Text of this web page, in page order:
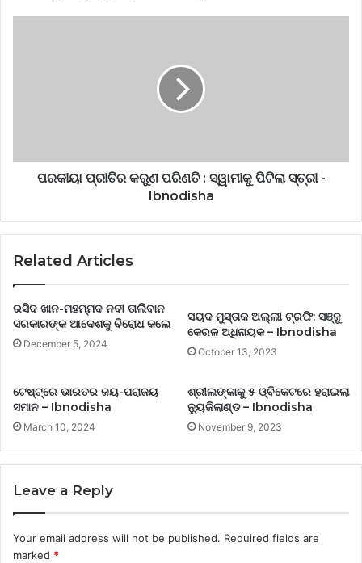
ପରକୀୟା ପ୍ରୀତିର କରୁଣ ପରିଣତି : ସ୍ୱାମୀକୁ ପିଟିଲା ସ୍ତ୍ରୀ -
Ibnodisha
Related Articles
ରସିଦ ଖାନ-ମହମ୍ମଦ ନବୀ ତାଲିବାନ
ସରକାରଙ୍କ ଆଦେଶକୁ ବିରୋଧ କଲେ
December 5, 2024
ସୟଦ ମୁସ୍ତାକ ଅଲ୍ଲୀ ଟ୍ରଫି: ସଞ୍ଜୁ
କେରଳ ଅଧିନାୟକ – Ibnodisha
October 13, 2023
ଟେଷ୍ଟ୍‌ରେ ଭାରତର ଜୟ-ପରାଜୟ
ସମାନ – Ibnodisha
March 10, 2024
ଶ୍ରୀଲଙ୍କାକୁ ୫ ଓ୍ବିକେଟରେ ହରାଇଲା
ନ୍ୟୁଜିଲାଣ୍ଡ – Ibnodisha
November 9, 2023
Leave a Reply
Your email address will not be published. Required fields are
marked *